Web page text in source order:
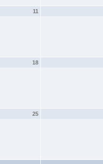
11
18
25